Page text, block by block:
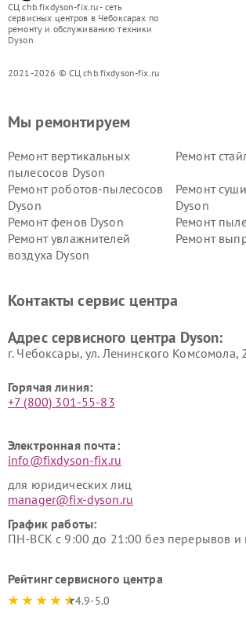
СЦ chb.fixdyson-fix.ru - сеть
сервисных центров в Чебоксарах по
ремонту и обслуживанию техники
Dyson
2021-2026 © СЦ chb.fixdyson-fix.ru
Мы ремонтируем
Ремонт вертикальных
пылесосов Dyson
Ремонт
Ремонт роботов-пылесосов
Dyson
Ремонт
Dyson
Ремонт фенов Dyson
Ремонт
Ремонт увлажнителей
воздуха Dyson
Ремонт
Контакты сервис центра
Адрес сервисного центра Dyson:
г. Чебоксары, ул. Ленинского Комсомола,
Горячая линия:
+7 (800) 301-55-83
Электронная почта:
info@fixdyson-fix.ru
для юридических лиц
manager@fix-dyson.ru
График работы:
ПН-ВСК с 9:00 до 21:00 без перерывов
Рейтинг сервисного центра
4.9-5.0